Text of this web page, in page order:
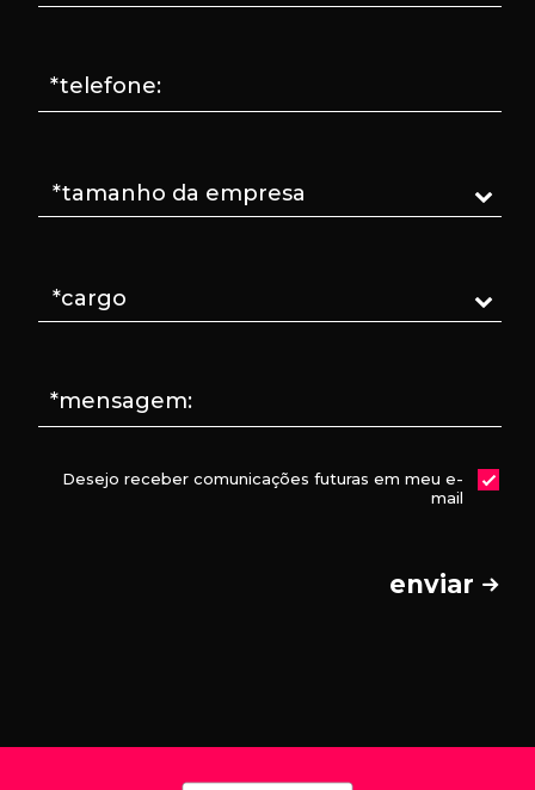
*telefone:
*mensagem:
Desejo receber comunicações futuras em meu e-
mail
enviar